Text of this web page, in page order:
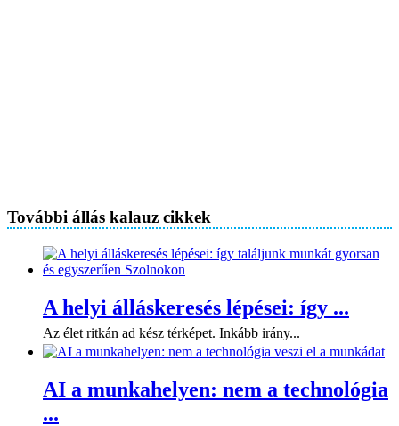
További állás kalauz cikkek
A helyi álláskeresés lépései: így ...
Az élet ritkán ad kész térképet. Inkább irány...
AI a munkahelyen: nem a technológia
...